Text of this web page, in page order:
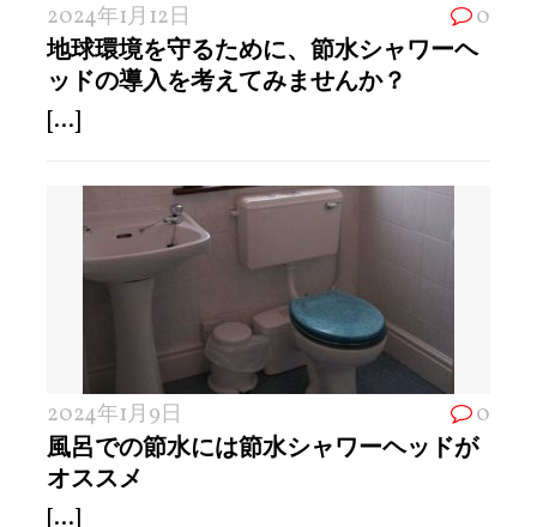
2024年1月12日 0
地球環境を守るために、節水シャワーヘ
ッドの導入を考えてみませんか？
[...]
2024年1月9日 0
風呂での節水には節水シャワーヘッドが
オススメ
[...]